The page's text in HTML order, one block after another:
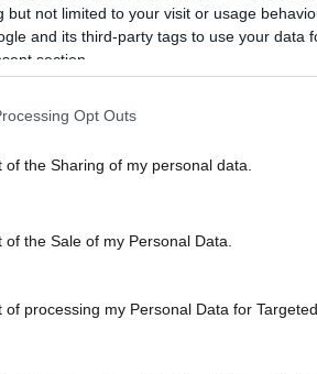
but not limited to your visit or usage
and its third-party tags to use your data
section.
Opt Outs
of the Sharing of my personal data.
the Sale of my Personal Data.
of processing my Personal Data for Targeted